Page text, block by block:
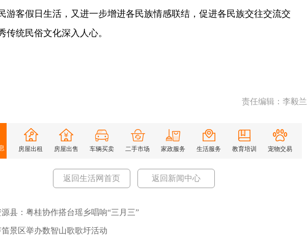
游客假日生活，又进一步增进各民族情感联结，促进各民族交往交流交
传统民俗文化深入人心。
责任编辑：李毅兰
房屋出租 房屋出售 车辆买卖 二手市场 家政服务 生活服务 教育培训 宠物交易
返回生活网首页 返回新闻中心
源县：粤桂协作搭台瑶乡唱响“三月三”
笛景区举办数智山歌歌圩活动